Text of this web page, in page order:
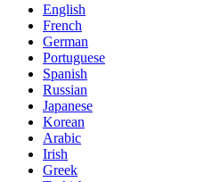
English
French
German
Portuguese
Spanish
Russian
Japanese
Korean
Arabic
Irish
Greek